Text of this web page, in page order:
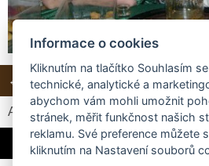
← Předchozí Další → Zpět do
Automatické procházení: 3| |5| |
... a někdo zase posvícenské řízečky
Informace o cookies
Kliknutím na tlačítko Souhlasím
technické, analytické a
abychom vám mohli umožnit
stránek, měřit funkčnost našich
reklamu. Své preference můžete
kliknutím na Nastavení souborů